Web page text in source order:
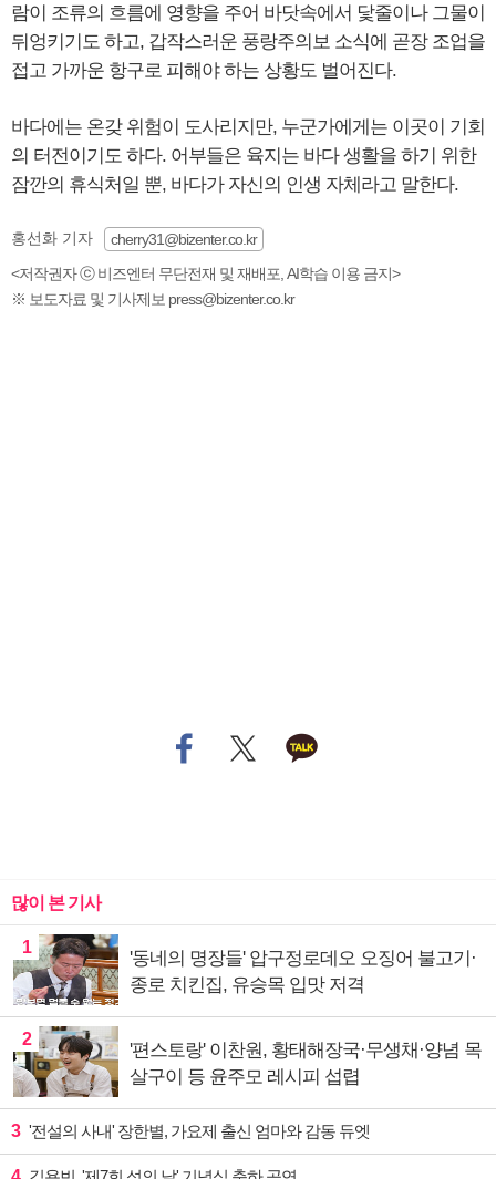
람이 조류의 흐름에 영향을 주어 바닷속에서 닻줄이나 그물이
뒤엉키기도 하고, 갑작스러운 풍랑주의보 소식에 곧장 조업을
접고 가까운 항구로 피해야 하는 상황도 벌어진다.
바다에는 온갖 위험이 도사리지만, 누군가에게는 이곳이 기회
의 터전이기도 하다. 어부들은 육지는 바다 생활을 하기 위한
잠깐의 휴식처일 뿐, 바다가 자신의 인생 자체라고 말한다.
홍선화 기자
cherry31@bizenter.co.kr
<저작권자 ⓒ 비즈엔터 무단전재 및 재배포, AI학습 이용 금지>
※ 보도자료 및 기사제보 press@bizenter.co.kr
많이 본 기사
1
'동네의 명장들' 압구정로데오 오징어 불고기·
종로 치킨집, 유승목 입맛 저격
2
'편스토랑' 이찬원, 황태해장국·무생채·양념 목
살구이 등 윤주모 레시피 섭렵
3 '전설의 사내' 장한별, 가요제 출신 엄마와 감동 듀엣